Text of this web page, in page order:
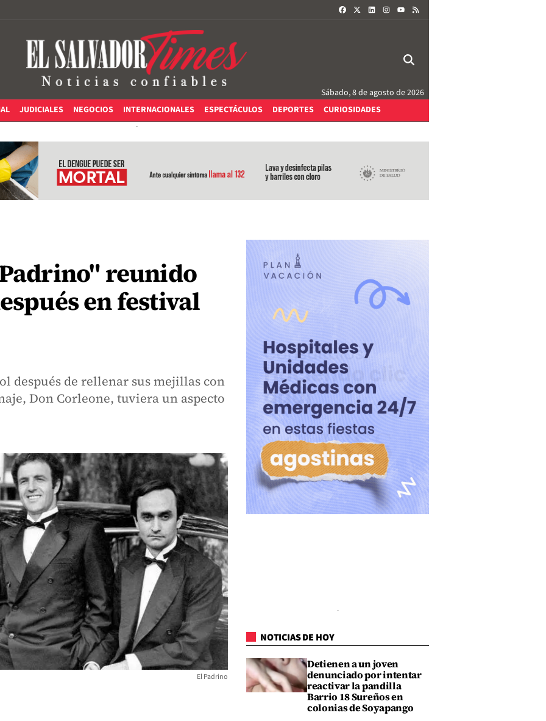
FACEBOOKLINKEDININSTAGRAM
Sábado, 8 de agosto de 2026
JUDICIALES NEGOCIOS INTERNACIONALES ESPECTÁCULOS DEPORTES CURIOSIDADES
reunido
en festival
después de rellenar sus mejillas con
Don Corleone, tuviera un aspecto
El Padrino
NOTICIAS DE HOY
Detienen a un joven
denunciado por intentar
reactivar la pandilla
Barrio 18 Sureños en
colonias de Soyapango